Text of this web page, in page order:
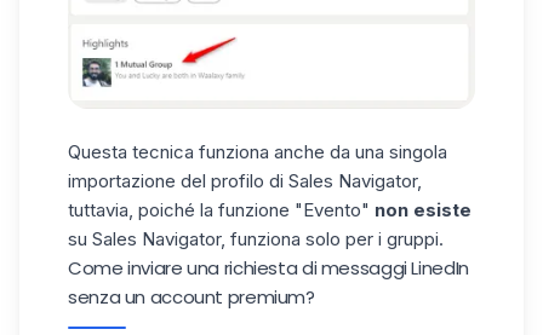
Questa tecnica funziona anche da una singola
importazione del profilo di Sales Navigator,
tuttavia, poiché la funzione "Evento" non esiste
su Sales Navigator, funziona solo per i gruppi.
Come inviare una richiesta di messaggi LinedIn
senza un account premium?